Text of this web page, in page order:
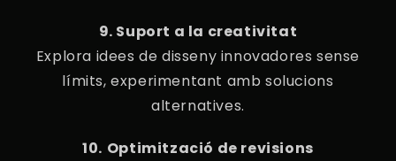
9. Suport a la creativitat
Explora idees de disseny innovadores sense
límits, experimentant amb solucions
alternatives.
10.⁠ ⁠Optimització de revisions